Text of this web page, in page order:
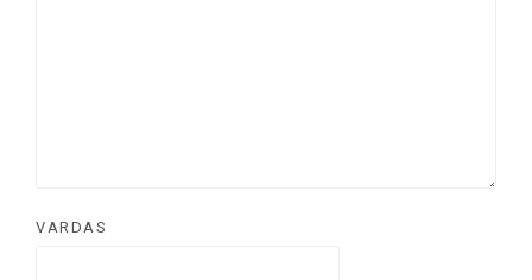
VARDAS